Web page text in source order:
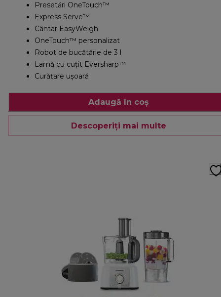
Presetări OneTouch™
Express Serve™
Cântar EasyWeigh
OneTouch™ personalizat
Robot de bucătărie de 3 l
Lamă cu cuțit Eversharp™
Curățare ușoară
Adaugă în coș
Descoperiți mai multe